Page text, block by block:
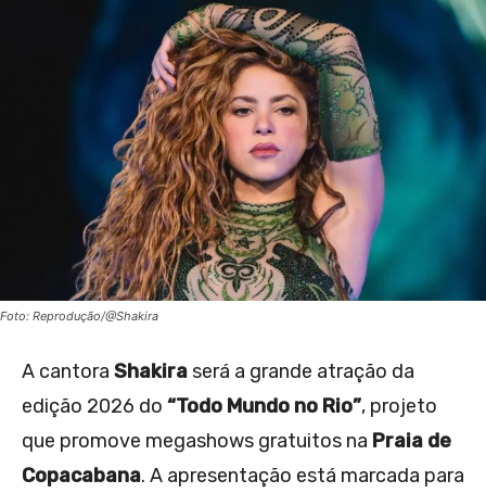
Foto: Reprodução/@Shakira
A cantora Shakiraserá a grande atração da
edição 2026 do “Todo Mundo no Rio”, projeto
que promove megashows gratuitos na Praia de
Copacabana. A apresentação está marcada para